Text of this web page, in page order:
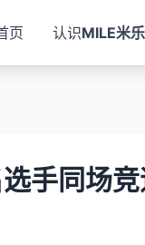
页 认识MILE米乐
手同场